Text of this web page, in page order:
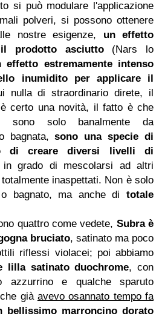
si può modulare l'applicazione
polveri, si possono ottenere
nostre esigenze, un effetto
prodotto asciutto (Nars lo
effetto estremamente intenso
inumidito per applicare il
nulla di straordinario direte, il
certo una novità, il fatto è che
sono solo banalmente da
bagnata,sono una specie di
di creare diversi livelli di
grado di mescolarsi ad altri
inaspettati. Non è solo
bagnato, ma anche di totale
quattro come vedete, Subra è
bruciato, satinato ma poco
riflessi violacei; poi abbiamo
lilla satinato duochrome, con
azzurrino e qualche sparuto
già avevo osannato tempo fa
bellissimo marroncino dorato